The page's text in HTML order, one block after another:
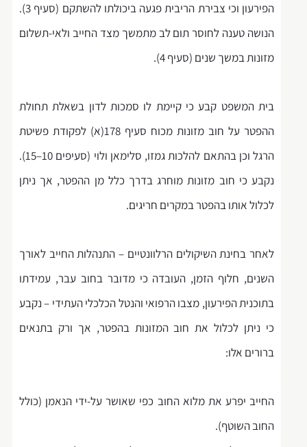
הפירעון וכי צבירת הריבית פגעה ביכולתו להשתקם (סעיף 3).
הנושה טענה לחוסר תום לב מתמשך מצד החייב ולאי-תשלום
מזונות במשך שנים (סעיף 4).
בית המשפט קבע כי קיימת לו סמכות לדון בשאלת תחולת
ההפטר על חוב מזונות מכוח סעיף 178(א) לפקודת פשיטת
הרגל וכן בהתאם להלכות גמזו, סלימאן ולוי (סעיפים 10–15).
נקבע כי חוב מזונות מוחרג בדרך כלל מן ההפטר, אך ניתן
לכלול אותו בהפטר במקרים חריגים.
לאחר בחינת השיקולים הרלוונטיים – התנהלות החייב לאורך
השנים, חלוף הזמן, העובדה כי מדובר בחוב עבר, עמידתו
בתוכנית הפירעון, מצבו הרפואי והנטל הכלכלי העתידי – נקבע
כי ניתן לכלול את חוב המזונות בהפטר, אך ורק בתנאים
ברורים אלו:
החייב יפרע את מלוא החוב כפי שאושר על-ידי הנאמן (כולל
החוב השוטף).